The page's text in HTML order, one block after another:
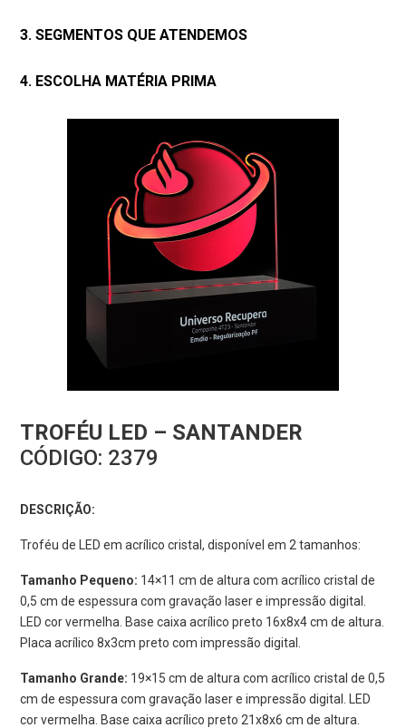
3. SEGMENTOS QUE ATENDEMOS
4. ESCOLHA MATÉRIA PRIMA
TROFÉU LED – SANTANDER
CÓDIGO: 2379
DESCRIÇÃO:
Troféu de LED em acrílico cristal, disponível em 2 tamanhos:
Tamanho Pequeno: 14×11 cm de altura com acrílico cristal de
0,5 cm de espessura com gravação laser e impressão digital.
LED cor vermelha. Base caixa acrílico preto 16x8x4 cm de altura.
Placa acrílico 8x3cm preto com impressão digital.
Tamanho Grande: 19×15 cm de altura com acrílico cristal de 0,5
cm de espessura com gravação laser e impressão digital. LED
cor vermelha. Base caixa acrílico preto 21x8x6 cm de altura.